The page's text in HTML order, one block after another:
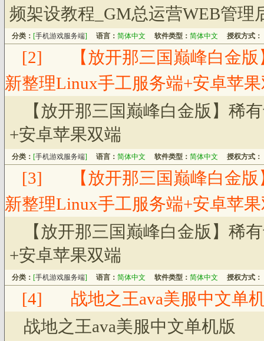
频架设教程_GM总运营WEB管理
分类： [手机游戏服务端] 语言： 简体中文 软件类型： 简体中文 授权方式：
[2]
【放开那三国巅峰白金
新整理Linux手工服务端+安卓苹
【放开那三国巅峰白金版】稀
+安卓苹果双端
分类： [手机游戏服务端] 语言： 简体中文 软件类型： 简体中文 授权方式：
[3]
【放开那三国巅峰白金
新整理Linux手工服务端+安卓苹
【放开那三国巅峰白金版】稀
+安卓苹果双端
分类： [手机游戏服务端] 语言： 简体中文 软件类型： 简体中文 授权方式：
[4]
战地之王ava美服中文单
战地之王ava美服中文单机版